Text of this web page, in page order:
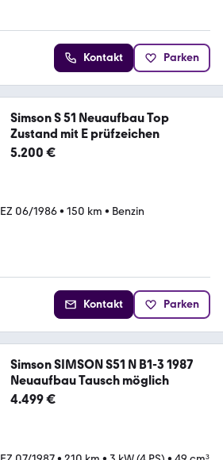
Kontakt Parken
Simson S 51 Neuaufbau Top
Zustand mit E prüfzeichen
5.200 €
EZ 06/1986• 150 km • Benzin
Kontakt Parken
Simson SIMSON S51 N B1-3 1987
Neuaufbau Tausch möglich
4.499 €